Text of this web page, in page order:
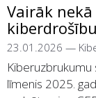
Vairāk
23.01.2026 —
līmenis 2025.